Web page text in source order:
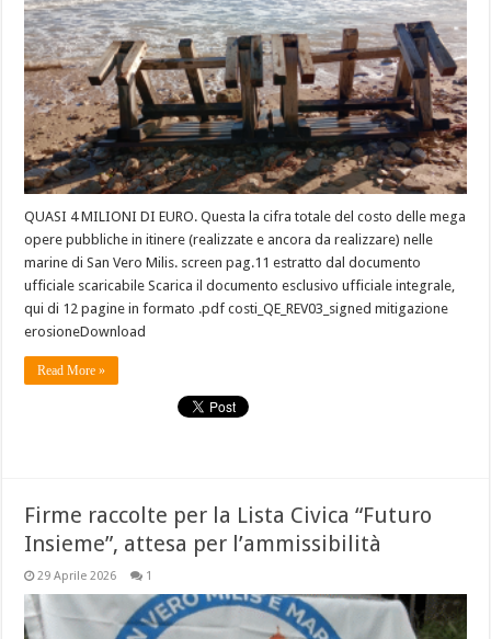
QUASI 4 MILIONI DI EURO. Questa la cifra totale del costo delle mega
opere pubbliche in itinere (realizzate e ancora da realizzare) nelle
marine di San Vero Milis. screen pag.11 estratto dal documento
ufficiale scaricabile Scarica il documento esclusivo ufficiale integrale,
qui di 12 pagine in formato .pdf costi_QE_REV03_signed mitigazione
erosioneDownload
Read More »
Firme raccolte per la Lista Civica “Futuro
Insieme”, attesa per l’ammissibilità
29 Aprile 2026 1